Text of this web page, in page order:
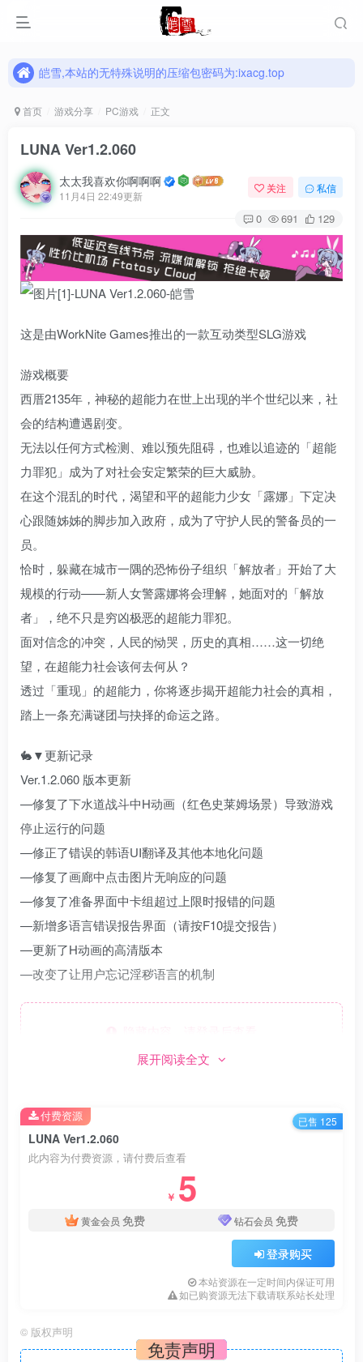
皑雪,本站的无特殊说明的压缩包密码为:ixacg.top
皑雪,本站的无特殊说明的压缩包密码为:ixacg.top
首页 游戏分享 PC游戏 正文
LUNA Ver1.2.060
太太我喜欢你啊啊啊
11月4日 22:49更新
关注 私信
0 691 129
这是由WorkNite Games推出的一款互动类型SLG游戏
游戏概要
西厝2135年，神秘的超能力在世上出现的半个世纪以来，社
会的结构遭遇剧变。
无法以任何方式检测、难以预先阻碍，也难以追迹的「超能
力罪犯」成为了对社会安定繁荣的巨大威胁。
在这个混乱的时代，渴望和平的超能力少女「露娜」下定决
心跟随姊姊的脚步加入政府，成为了守护人民的警备员的一
员。
恰时，躲藏在城市一隅的恐怖份子组织「解放者」开始了大
规模的行动——新人女警露娜将会理解，她面对的「解放
者」，绝不只是穷凶极恶的超能力罪犯。
面对信念的冲突，人民的恸哭，历史的真相……这一切绝
望，在超能力社会该何去何从？
透过「重现」的超能力，你将逐步揭开超能力社会的真相，
踏上一条充满谜团与抉择的命运之路。
🐇▼更新记录
Ver.1.2.060 版本更新
—修复了下水道战斗中H动画（红色史莱姆场景）导致游戏
停止运行的问题
—修正了错误的韩语UI翻译及其他本地化问题
—修复了画廊中点击图片无响应的问题
—修复了准备界面中卡组超过上限时报错的问题
—新增多语言错误报告界面（请按F10提交报告）
—更新了H动画的高清版本
—改变了让用户忘记淫秽语言的机制
展开阅读全文
LUNA Ver1.2.060
此内容为付费资源，请付费后查看
￥ 5
黄金会员 免费 钻石会员 免费
登录购买
本站资源在一定时间内保证可用
如已购资源无法下载请联系站长处理
付费资源 已售 125
© 版权声明
免责声明